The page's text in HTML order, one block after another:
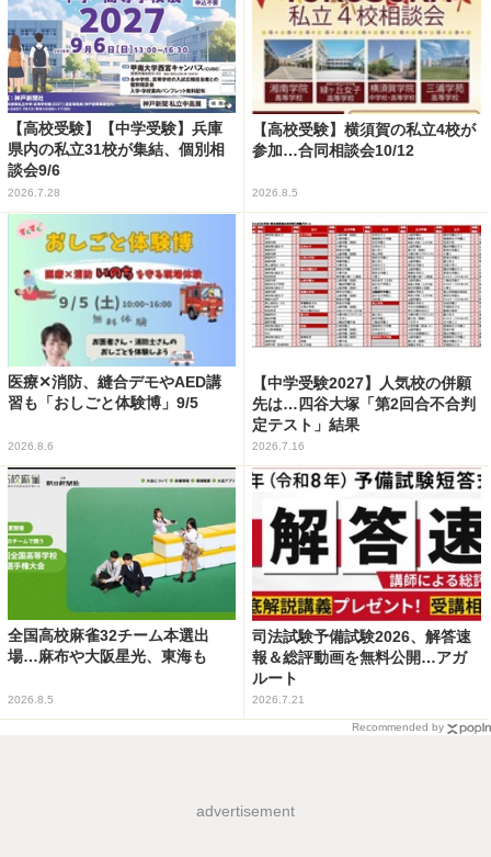
【高校受験】【中学受験】兵庫
県内の私立31校が集結、個別相
談会9/6
2026.7.28
【高校受験】横須賀の私立4校が
参加…合同相談会10/12
2026.8.5
医療✕消防、縫合デモやAED講
習も「おしごと体験博」9/5
2026.8.6
【中学受験2027】人気校の併願
先は…四谷大塚「第2回合不合判
定テスト」結果
2026.7.16
全国高校麻雀32チーム本選出
場…麻布や大阪星光、東海も
2026.8.5
司法試験予備試験2026、解答速
報＆総評動画を無料公開…アガ
ルート
2026.7.21
Recommended by
advertisement